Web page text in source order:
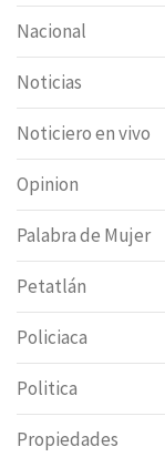
Nacional
Noticias
Noticiero en vivo
Opinion
Palabra de Mujer
Petatlán
Policiaca
Politica
Propiedades